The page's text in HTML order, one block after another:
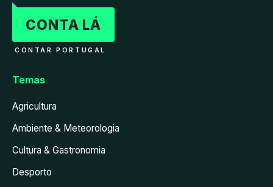
CONTA LÁ
CONTAR PORTUGAL
Temas
Agricultura
Ambiente & Meteorologia
Cultura & Gastronomia
Desporto